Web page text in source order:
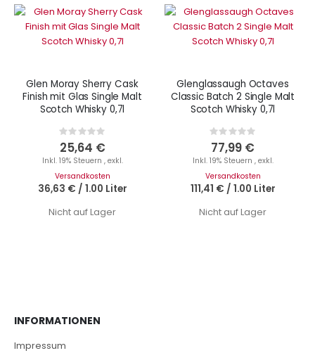
Glen Moray Sherry Cask
Finish mit Glas Single Malt
Scotch Whisky 0,7l
Rating:
0%
25,64 €
Inkl. 19% Steuern , exkl.
Versandkosten
36,63 € / 1.00 Liter
Nicht auf Lager
Glenglassaugh Octaves
Classic Batch 2 Single Malt
Scotch Whisky 0,7l
Rating:
0%
77,99 €
Inkl. 19% Steuern , exkl.
Versandkosten
111,41 € / 1.00 Liter
Nicht auf Lager
INFORMATIONEN
Impressum